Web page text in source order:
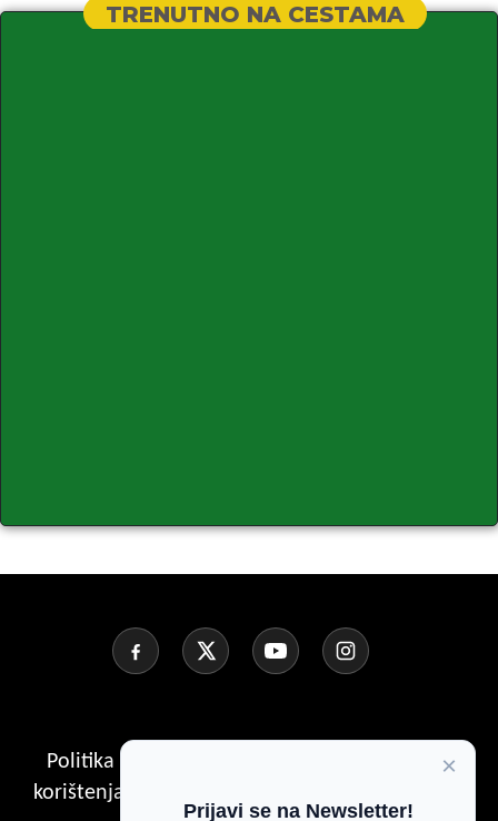
TRENUTNO NA CESTAMA
Politika Kolačića
Uvjeti
korištenja
×
Prijavi se na Newsletter!